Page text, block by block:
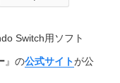
Switch用ソフト
』の公式サイトが公